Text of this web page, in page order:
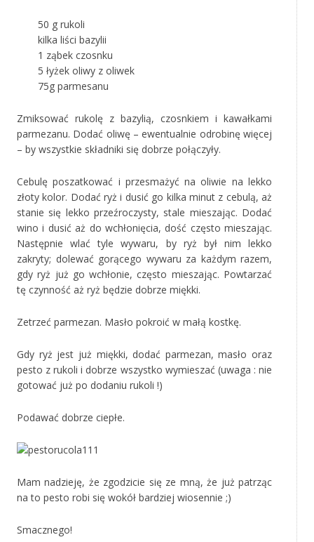
50 g rukoli
kilka liści bazylii
1 ząbek czosnku
5 łyżek oliwy z oliwek
75g parmesanu
Zmiksować rukolę z bazylią, czosnkiem i kawałkami
parmezanu. Dodać oliwę – ewentualnie odrobinę więcej
– by wszystkie składniki się dobrze połączyły.
Cebulę poszatkować i przesmażyć na oliwie na lekko
złoty kolor. Dodać ryż i dusić go kilka minut z cebulą, aż
stanie się lekko przeźroczysty, stale mieszając. Dodać
wino i dusić aż do wchłonięcia, dość często mieszając.
Następnie wlać tyle wywaru, by ryż był nim lekko
zakryty; dolewać gorącego wywaru za każdym razem,
gdy ryż już go wchłonie, często mieszając. Powtarzać
tę czynność aż ryż będzie dobrze miękki.
Zetrzeć parmezan. Masło pokroić w małą kostkę.
Gdy ryż jest już miękki, dodać parmezan, masło oraz
pesto z rukoli i dobrze wszystko wymieszać (uwaga : nie
gotować już po dodaniu rukoli !)
Podawać dobrze ciepłe.
Mam nadzieję, że zgodzicie się ze mną, że już patrząc
na to pesto robi się wokół bardziej wiosennie ;)
Smacznego!